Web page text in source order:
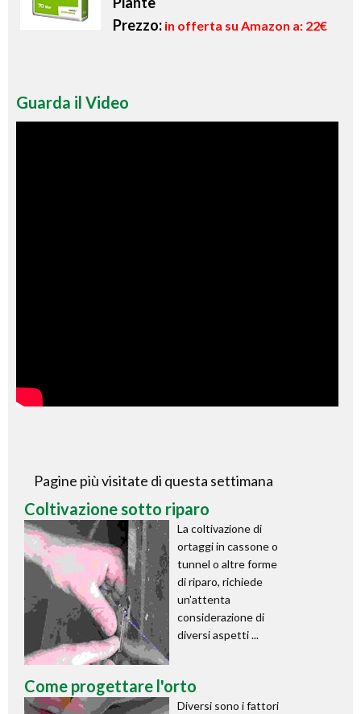
Prezzo: in offerta su Amazon a: 22€
Guarda il Video
Pagine più visitate di questa settimana
Coltivazione sotto riparo
La coltivazione di
ortaggi in cassone o
tunnel o altre forme
di riparo, richiede
un'attenta
considerazione di
diversi aspetti ...
Come progettare l'orto
Diversi sono i fattori